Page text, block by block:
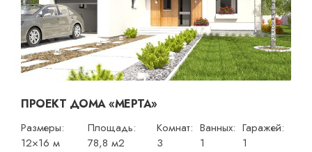
ПРОЕКТ ДОМА «МЕРТА»
Размеры:
12×16 м
Площадь:
78,8 м2
Комнат:
3
Ванных:
1
Гаражей:
1